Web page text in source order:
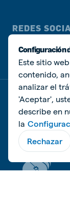
Configuración
Este sitio
contenido,
analizar el
'Aceptar',
describe en
la
Rechazar
REDES
Política de
Administrar
© De Heus